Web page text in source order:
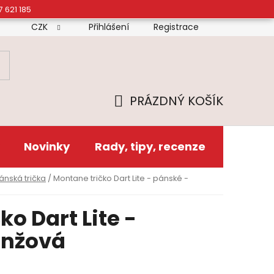
621 185
Doprava Platba Reklamační řád
CZK Přihlášení Registrace
KOŠÍK
PRÁZDNÝ KOŠÍK
Novinky Rady, tipy, recenze
trička / Montane tričko Dart Lite - pánské -
Dart Lite -